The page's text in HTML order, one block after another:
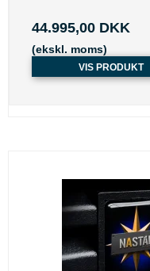
44.995,00 DKK
(ekskl. moms)
VIS PRODUKT